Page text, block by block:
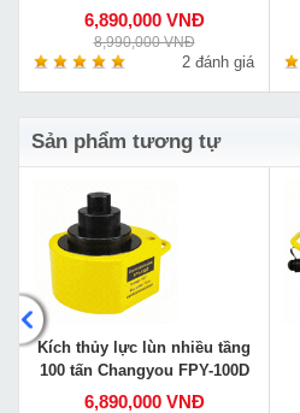
6,890,000 VNĐ
8,990,000 VNĐ
2 đánh giá
Sản phẩm tương tự
Kích thủy lực lùn nhiều tầng
100 tấn Changyou FPY-100D
6,890,000 VNĐ